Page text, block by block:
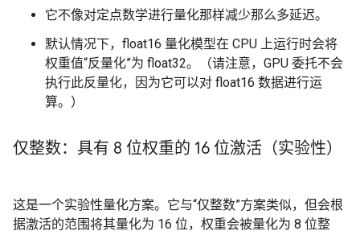
它不像对定点数学进行量化那样减少那么多延迟。
默认情况下，float16 量化模型在 CPU 上运行时会将
权重值“反量化”为 float32。（请注意，GPU 委托不会
执行此反量化，因为它可以对 float16 数据进行运
算。）
仅整数：具有 8 位权重的 16 位激活（实验性）
这是一个实验性量化方案。它与“仅整数”方案类似，但会根
据激活的范围将其量化为 16 位，权重会被量化为 8 位整